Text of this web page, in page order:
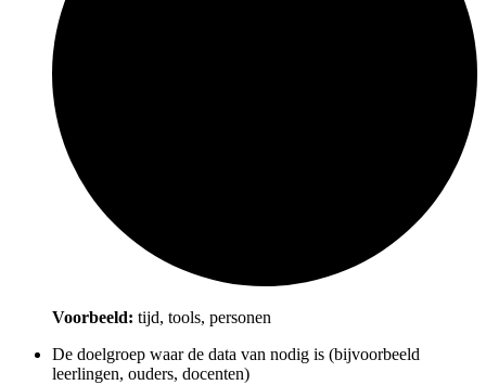
Voorbeeld: tijd, tools, personen
De doelgroep waar de data van nodig is (bijvoorbeeld
leerlingen, ouders, docenten)